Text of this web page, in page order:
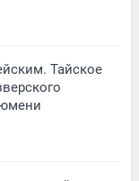
Тайское